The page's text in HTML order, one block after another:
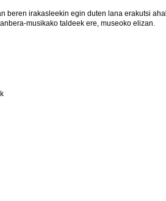
beren irakasleekin egin duten lana erakutsi ahal
musikako taldeek ere, museoko elizan.